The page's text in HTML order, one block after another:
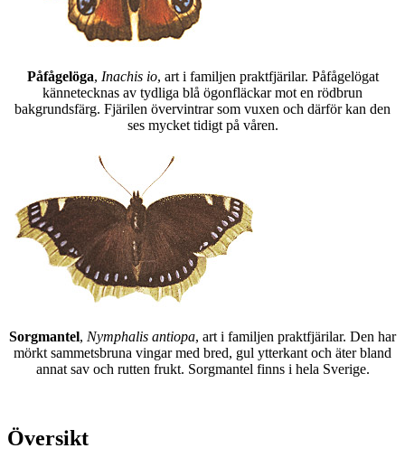
Påfågelöga, Inachis io, art i familjen praktfjärilar. Påfågelögat
kännetecknas av tydliga blå ögonfläckar mot en rödbrun
bakgrundsfärg. Fjärilen övervintrar som vuxen och därför kan den
ses mycket tidigt på våren.
Sorgmantel, Nymphalis antiopa, art i familjen praktfjärilar. Den har
mörkt sammetsbruna vingar med bred, gul ytterkant och äter bland
annat sav och rutten frukt. Sorgmantel finns i hela Sverige.
Översikt